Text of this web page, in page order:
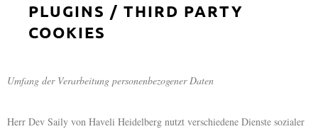
PLUGINS / THIRD PARTY
COOKIES
Umfang der Verarbeitung personenbezogener Daten
Herr Dev Saily von Haveli Heidelberg nutzt verschiedene Dienste sozialer